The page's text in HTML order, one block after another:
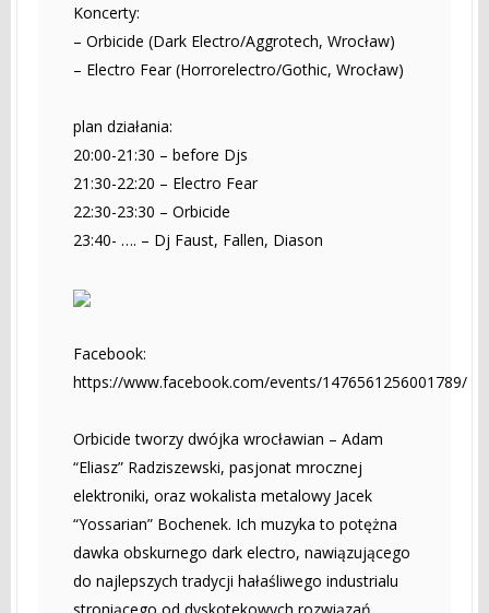
Koncerty:
– Orbicide (Dark Electro/Aggrotech, Wrocław)
– Electro Fear (Horrorelectro/Gothic, Wrocław)
plan działania:
20:00-21:30 – before Djs
21:30-22:20 – Electro Fear
22:30-23:30 – Orbicide
23:40- …. – Dj Faust, Fallen, Diason
Facebook:
https://www.facebook.com/events/1476561256001789/
Orbicide tworzy dwójka wrocławian – Adam
“Eliasz” Radziszewski, pasjonat mrocznej
elektroniki, oraz wokalista metalowy Jacek
“Yossarian” Bochenek. Ich muzyka to potężna
dawka obskurnego dark electro, nawiązującego
do najlepszych tradycji hałaśliwego industrialu